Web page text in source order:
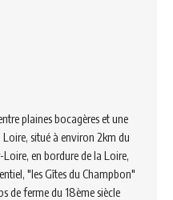
plaines bocagères et une
situé à environ 2km du
en bordure de la Loire,
"les Gîtes du Champbon"
de ferme du 18ème siècle